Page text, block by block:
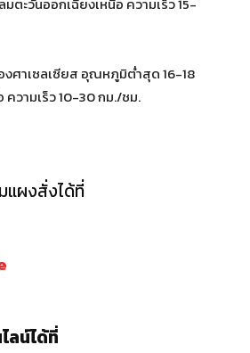
ะวันออกเฉียงเหนือ ความเร็ว 15-
ศาเซลเซียส อุณหภูมิต่ำสุด 16-18
วามเร็ว 10-30 กม./ชม.
แผงสั่งได้ที่
ลน์ได้ที่